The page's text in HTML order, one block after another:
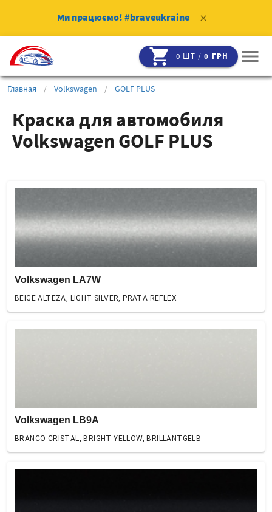
Ми працюємо! #braveukraine clear
shopping_cart 0 ШТ /0 ГРН menu
Главная / Volkswagen / GOLF PLUS
Краска для автомобиля
Volkswagen GOLF PLUS
Volkswagen LA7W
BEIGE ALTEZA, LIGHT SILVER, PRATA REFLEX
Volkswagen LB9A
BRANCO CRISTAL, BRIGHT YELLOW, BRILLANTGELB